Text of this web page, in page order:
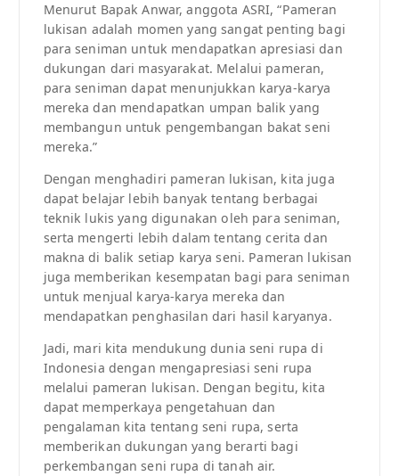
Menurut Bapak Anwar, anggota ASRI, “Pameran
lukisan adalah momen yang sangat penting bagi
para seniman untuk mendapatkan apresiasi dan
dukungan dari masyarakat. Melalui pameran,
para seniman dapat menunjukkan karya-karya
mereka dan mendapatkan umpan balik yang
membangun untuk pengembangan bakat seni
mereka.”
Dengan menghadiri pameran lukisan, kita juga
dapat belajar lebih banyak tentang berbagai
teknik lukis yang digunakan oleh para seniman,
serta mengerti lebih dalam tentang cerita dan
makna di balik setiap karya seni. Pameran lukisan
juga memberikan kesempatan bagi para seniman
untuk menjual karya-karya mereka dan
mendapatkan penghasilan dari hasil karyanya.
Jadi, mari kita mendukung dunia seni rupa di
Indonesia dengan mengapresiasi seni rupa
melalui pameran lukisan. Dengan begitu, kita
dapat memperkaya pengetahuan dan
pengalaman kita tentang seni rupa, serta
memberikan dukungan yang berarti bagi
perkembangan seni rupa di tanah air.